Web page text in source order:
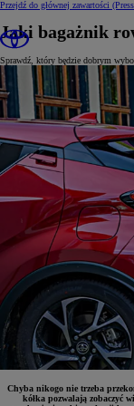
Przejdź do głównej zawartości
Jaki bagażnik
Sprawdź, który będzie dobrym
Chyba nikogo nie trzeba
kółka pozwalają zobaczyć